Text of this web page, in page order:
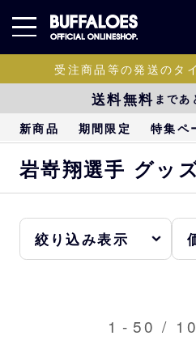
受注商品等の発送のタ
送料無料 まであ
新商品 期間限定 特集ペ
岩嵜翔選手 グッ
1 - 50 /